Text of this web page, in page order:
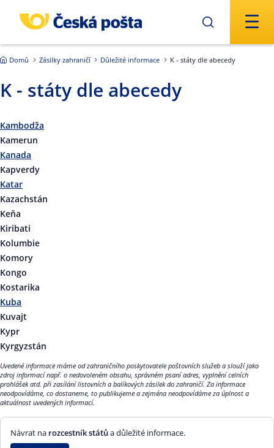
Domů Zásilky zahraničí Důležité informace K - státy dle abecedy
K - státy dle abecedy
Kambodža
Kamerun
Kanada
Kapverdy
Katar
Kazachstán
Keňa
Kiribati
Kolumbie
Komory
Kongo
Kostarika
Kuba
Kuvajt
Kypr
Kyrgyzstán
Uvedené informace máme od zahraničního poskytovatele poštovních služeb a slouží jako
zdroj informací např. o nedovoleném obsahu, správném psaní adres, vyplnění celních
prohlášek atd. při zasílání listovních a balíkových zásilek do zahraničí. Za informace
neodpovídáme, co dostaneme, to publikujeme a zejména neodpovídáme za úplnost a
aktuálnost uvedených informací.
Návrat na rozcestník státůa důležité informace.